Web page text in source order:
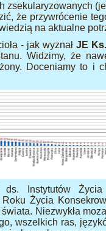
zsekularyzowanych
że przywrócenie
na aktualne
- jak wyznał JE
Widzimy, że
Doceniamy to i
Instytutów
Życia
Niezwykła
wszelkich ras,